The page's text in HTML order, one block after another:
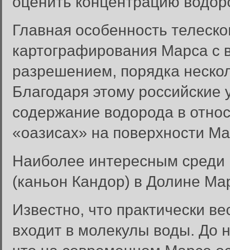
Главная особенность
картографирования Марса с
разрешением, порядка
Благодаря этому
содержание водорода в
«оазисах» на поверхности
Наиболее интересным среди
(каньон Кандор) в Долине
Известно, что практически
входит в молекулы воды. До